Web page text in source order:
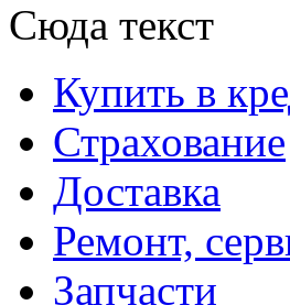
Сюда текст
Купить в
Страхование
Доставка
Ремонт,
Запчасти